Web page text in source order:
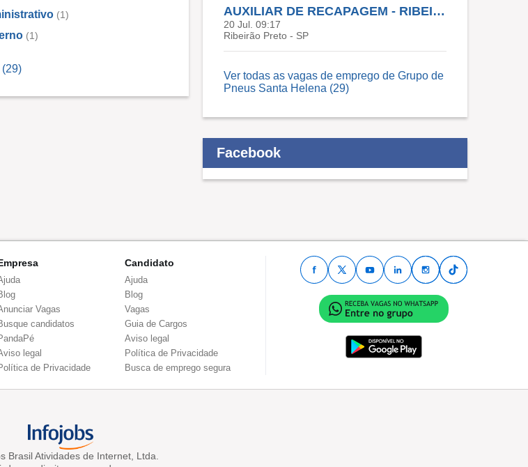
(1)
(1)
AUXILIAR DE RECAPAGEM - RIBEIRÃO PRETO
20 Jul. 09:17
Ribeirão Preto - SP
Ver todas as vagas de emprego de Grupo de
Pneus Santa Helena (29)
Facebook
Vagas
candidatos
legal
de Privacidade
Candidato
Ajuda
Blog
Vagas
Guia de Cargos
Aviso legal
Política de Privacidade
Busca de emprego segura
Brasil Atividades de Internet, Ltda.